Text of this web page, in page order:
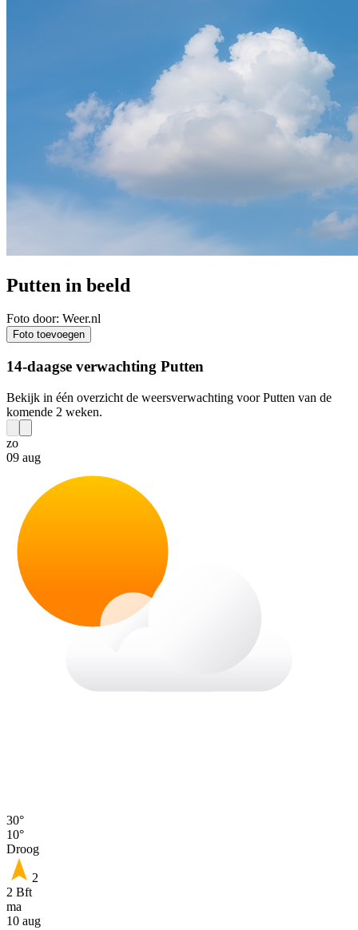
Putten in beeld
Foto door: Weer.nl
Foto toevoegen
14-daagse verwachting Putten
Bekijk in één overzicht de weersverwachting voor Putten van de
komende 2 weken.
zo
09 aug
30°
10°
Droog
2
2 Bft
ma
10 aug